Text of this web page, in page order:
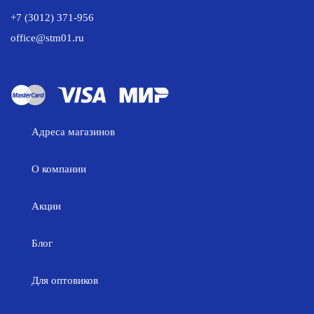
+7 (3012) 371-956
office@stm01.ru
Адреса магазинов
О компании
Акции
Блог
Для оптовиков